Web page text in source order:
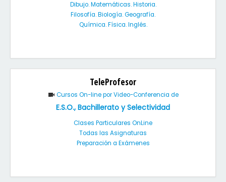
Dibujo. Matemáticas. Historia.
Filosofía. Biología. Geografía.
Química. Física. Inglés.
TeleProfesor
Cursos On-line por Video-Conferencia de
E.S.O., Bachillerato y Selectividad
Clases Particulares OnLine
Todas las Asignaturas
Preparación a Exámenes